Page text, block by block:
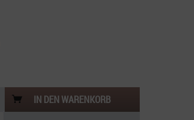
IN DENWARENKORB